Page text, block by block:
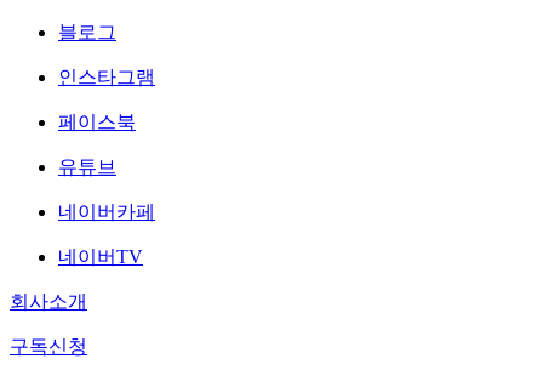
블로그
인스타그램
페이스북
유튜브
네이버카페
네이버TV
회사소개
구독신청